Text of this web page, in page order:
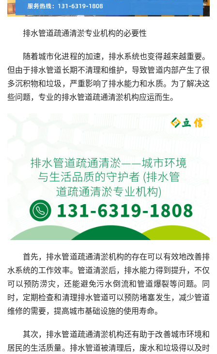
排水管道疏通清淤专业机构的必要性
随着城市化进程的加速，排水系统也变得越来越重要。
但由于排水管道长期不清理和维护，导致管道内部产生了很
多沉积物和垃圾，严重影响了排水能力和水质。为了解决这
些问题，专业的排水管道疏通清淤机构应运而生。
首先，排水管道疏通清淤机构的存在可以有效地改善排
水系统的工作效率。管道清淤后，排水能力得到提升，不仅
可以预防涝灾，还能避免污水倒流和管道爆裂等问题。同
时，定期检查和清理排水管道可以预防堵塞发生，减少管道
维修的需要，提高城市基础设施的使用寿命。
其次，排水管道疏通清淤机构还有助于改善城市环境和
居民的生活质量。排水管道被清理后，废水和垃圾得以及时